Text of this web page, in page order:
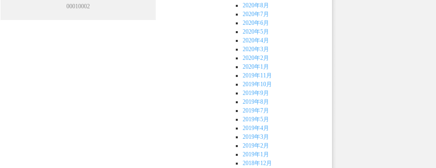
00010002
2020年8月
2020年7月
2020年6月
2020年5月
2020年4月
2020年3月
2020年2月
2020年1月
2019年11月
2019年10月
2019年9月
2019年8月
2019年7月
2019年5月
2019年4月
2019年3月
2019年2月
2019年1月
2018年12月